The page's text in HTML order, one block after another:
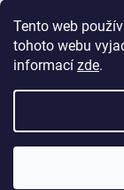
Tento web
tohoto webu
informací zde.
Facebook